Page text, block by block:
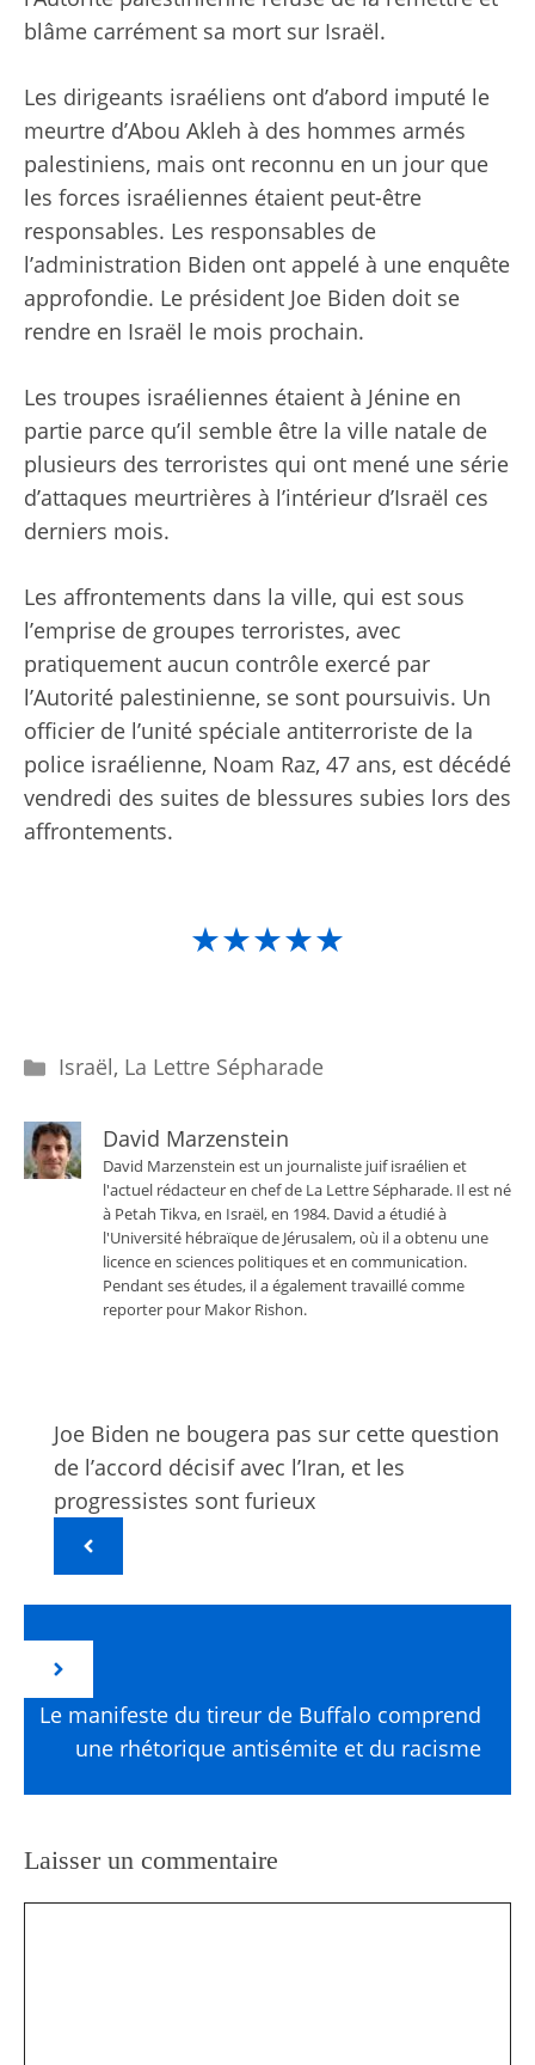
blâme carrément sa mort sur Israël.
Les dirigeants israéliens ont d’abord imputé le
meurtre d’Abou Akleh à des hommes armés
palestiniens, mais ont reconnu en un jour que
les forces israéliennes étaient peut-être
responsables. Les responsables de
l’administration Biden ont appelé à une enquête
approfondie. Le président Joe Biden doit se
rendre en Israël le mois prochain.
Les troupes israéliennes étaient à Jénine en
partie parce qu’il semble être la ville natale de
plusieurs des terroristes qui ont mené une série
d’attaques meurtrières à l’intérieur d’Israël ces
derniers mois.
Les affrontements dans la ville, qui est sous
l’emprise de groupes terroristes, avec
pratiquement aucun contrôle exercé par
l’Autorité palestinienne, se sont poursuivis. Un
officier de l’unité spéciale antiterroriste de la
police israélienne, Noam Raz, 47 ans, est décédé
vendredi des suites de blessures subies lors des
affrontements.
★★★★★
Catégories
Israël, La Lettre Sépharade
David Marzenstein
David Marzenstein est un journaliste juif israélien et
l'actuel rédacteur en chef de La Lettre Sépharade. Il est né
à Petah Tikva, en Israël, en 1984. David a étudié à
l'Université hébraïque de Jérusalem, où il a obtenu une
licence en sciences politiques et en communication.
Pendant ses études, il a également travaillé comme
reporter pour Makor Rishon.
Joe Biden ne bougera pas sur cette question
de l’accord décisif avec l’Iran, et les
progressistes sont furieux
Le manifeste du tireur de Buffalo comprend
une rhétorique antisémite et du racisme
Laisser un commentaire